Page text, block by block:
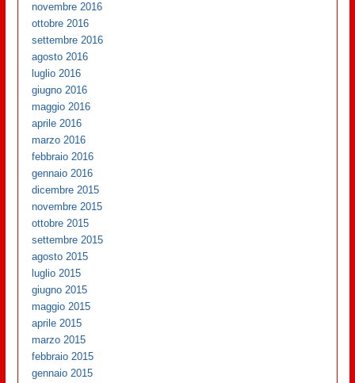
novembre 2016
ottobre 2016
settembre 2016
agosto 2016
luglio 2016
giugno 2016
maggio 2016
aprile 2016
marzo 2016
febbraio 2016
gennaio 2016
dicembre 2015
novembre 2015
ottobre 2015
settembre 2015
agosto 2015
luglio 2015
giugno 2015
maggio 2015
aprile 2015
marzo 2015
febbraio 2015
gennaio 2015